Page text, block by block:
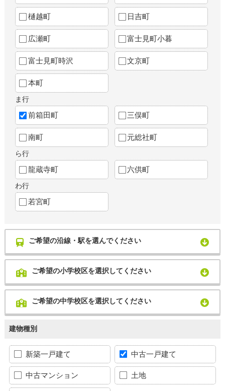
樋越町 日吉町
広瀬町 富士見町小暮
富士見町時沢 文京町
本町
ま行
前箱田町 三俣町
南町 元総社町
ら行
龍蔵寺町 六供町
わ行
若宮町
ご希望の沿線・駅を選んでください
ご希望の小学校区を選択してください
ご希望の中学校区を選択してください
建物種別
新築一戸建て 中古一戸建て
中古マンション 土地